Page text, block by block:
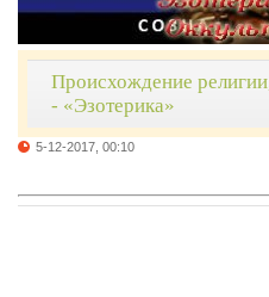
Происхождение
- «Эзотерика»
5-12-2017, 00:10